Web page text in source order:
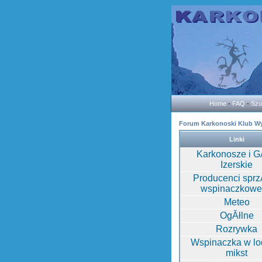
Home-FAQ-
Forum Karkonoski Klub
Linki
Karkonosze i
Izerskie
Producenci
Meteo
OgĂłlne
Rozrywka
Wspinaczka w
mikst